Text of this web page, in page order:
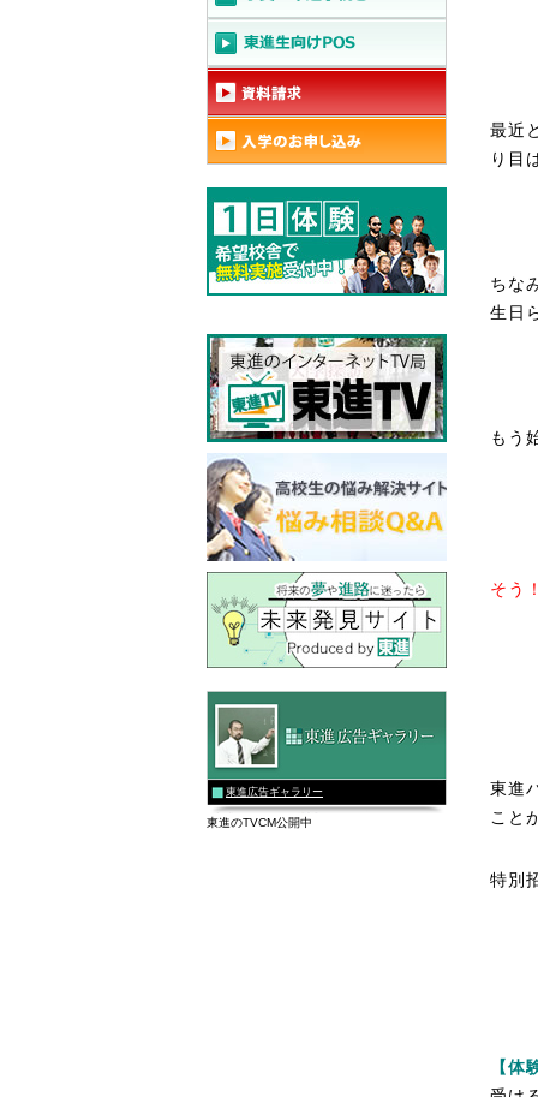
最近
り目
ちな
生日
もう
そう！
東進
こと
特別
【体
東進広告ギャラリー
東進のTVCM公開中